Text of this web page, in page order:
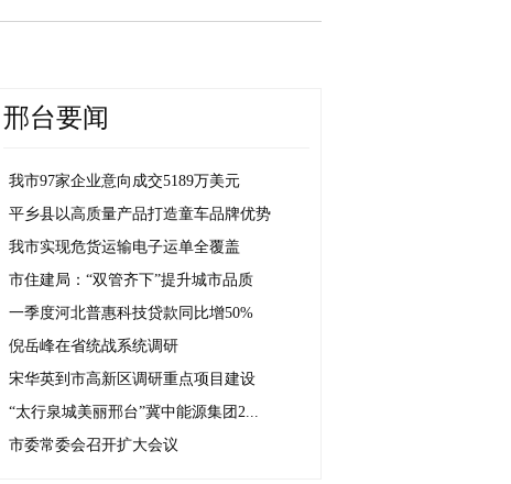
邢台要闻
我市97家企业意向成交5189万美元
平乡县以高质量产品打造童车品牌优势
我市实现危货运输电子运单全覆盖
市住建局：“双管齐下”提升城市品质
一季度河北普惠科技贷款同比增50%
倪岳峰在省统战系统调研
宋华英到市高新区调研重点项目建设
“太行泉城美丽邢台”冀中能源集团2...
市委常委会召开扩大会议